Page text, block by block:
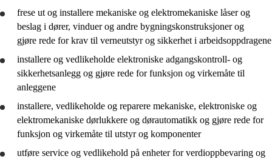
frese ut og installere mekaniske og elektromekaniske låser og
beslag i dører, vinduer og andre bygningskonstruksjoner og
gjøre rede forkrav til verneutstyr og sikkerhet i arbeidsoppdragene
installere og vedlikeholde elektroniske adgangskontroll- og
sikkerhetsanlegg og gjøre rede forfunksjon og virkemåte til
anleggene
installere, vedlikeholde og reparere mekaniske, elektroniske og
elektromekaniske dørlukkere og dørautomatikk og gjøre rede for
funksjon og virkemåte til utstyr og komponenter
utføre service og vedlikehold på enheter for verdioppbevaring og